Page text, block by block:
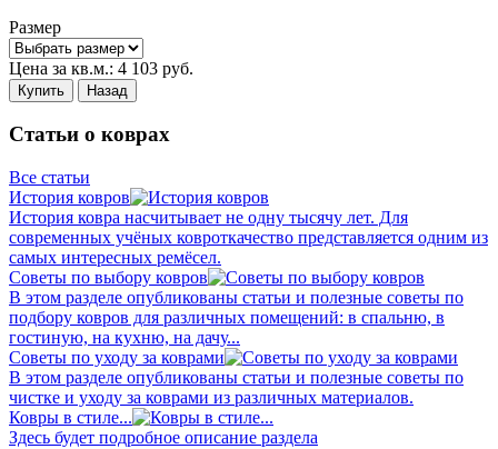
Размер
Цена за кв.м.: 4 103 руб.
Купить Назад
Статьи о коврах
Все статьи
История ковров
История ковра насчитывает не одну тысячу лет. Для
современных учёных ковроткачество представляется одним из
самых интересных ремёсел.
Советы по выбору ковров
В этом разделе опубликованы статьи и полезные советы по
подбору ковров для различных помещений: в спальню, в
гостиную, на кухню, на дачу...
Советы по уходу за коврами
В этом разделе опубликованы статьи и полезные советы по
чистке и уходу за коврами из различных материалов.
Ковры в стиле...
Здесь будет подробное описание раздела